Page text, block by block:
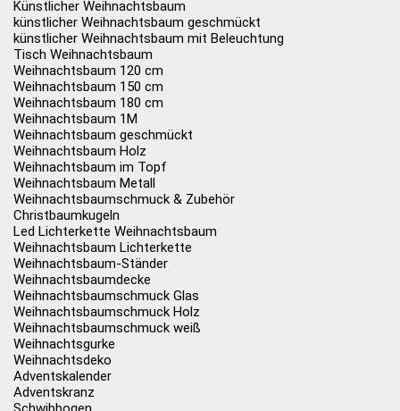
Künstlicher Weihnachtsbaum
künstlicher Weihnachtsbaum geschmückt
künstlicher Weihnachtsbaum mit Beleuchtung
Tisch Weihnachtsbaum
Weihnachtsbaum 120 cm
Weihnachtsbaum 150 cm
Weihnachtsbaum 180 cm
Weihnachtsbaum 1M
Weihnachtsbaum geschmückt
Weihnachtsbaum Holz
Weihnachtsbaum im Topf
Weihnachtsbaum Metall
Weihnachtsbaumschmuck & Zubehör
Christbaumkugeln
Led Lichterkette Weihnachtsbaum
Weihnachtsbaum Lichterkette
Weihnachtsbaum-Ständer
Weihnachtsbaumdecke
Weihnachtsbaumschmuck Glas
Weihnachtsbaumschmuck Holz
Weihnachtsbaumschmuck weiß
Weihnachtsgurke
Weihnachtsdeko
Adventskalender
Adventskranz